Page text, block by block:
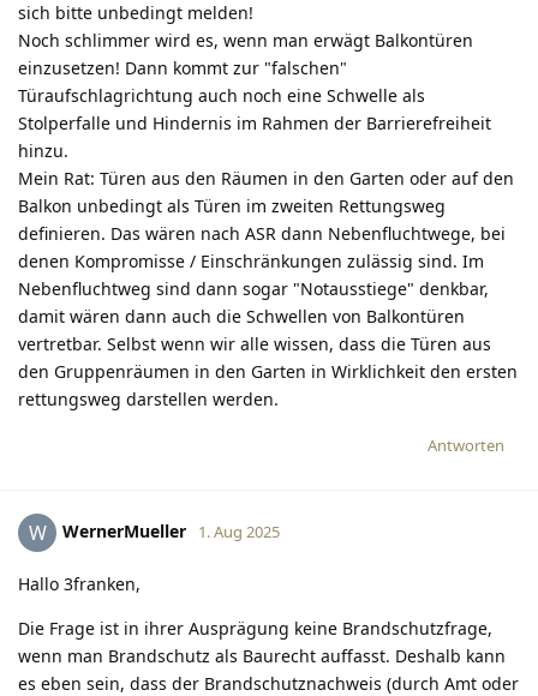
sich bitte unbedingt melden!
Noch schlimmer wird es, wenn man erwägt Balkontüren
einzusetzen! Dann kommt zur "falschen"
Türaufschlagrichtung auch noch eine Schwelle als
Stolperfalle und Hindernis im Rahmen der Barrierefreiheit
hinzu.
Mein Rat: Türen aus den Räumen in den Garten oder auf den
Balkon unbedingt als Türen im zweiten Rettungsweg
definieren. Das wären nach ASR dann Nebenfluchtwege, bei
denen Kompromisse / Einschränkungen zulässig sind. Im
Nebenfluchtweg sind dann sogar "Notausstiege" denkbar,
damit wären dann auch die Schwellen von Balkontüren
vertretbar. Selbst wenn wir alle wissen, dass die Türen aus
den Gruppenräumen in den Garten in Wirklichkeit den ersten
rettungsweg darstellen werden.
Antworten
W WernerMueller 1. Aug 2025
Hallo 3franken,
Die Frage ist in ihrer Ausprägung keine Brandschutzfrage,
wenn man Brandschutz als Baurecht auffasst. Deshalb kann
es eben sein, dass der Brandschutznachweis (durch Amt oder